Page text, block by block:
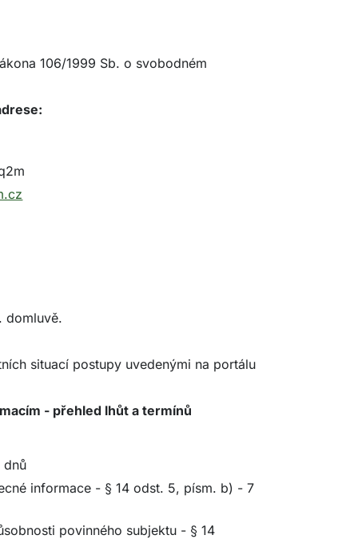
106/1999 Sb. o svobodném
domluvě.
situací postupy uvedenými na portálu
- přehled lhůt a termínů
dnů
informace - § 14 odst. 5, písm. b) - 7
povinného subjektu - § 14